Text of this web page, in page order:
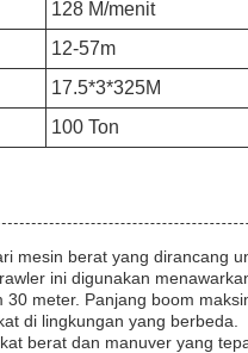
128 M/menit
12-57m
17.5*3*325M
100 Ton
mesin berat yang dirancang
ini digunakan
meter. Panjang boom
di lingkungan yang berbeda.
berat dan manuver yang